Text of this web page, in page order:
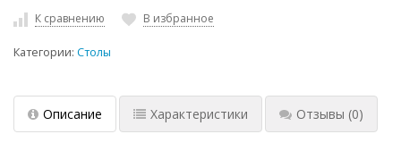
К сравнению В избранное
Категории: Столы
Описание Характеристики Отзывы (0)